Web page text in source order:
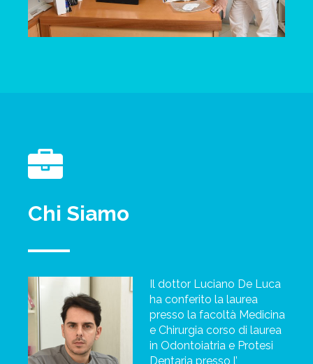
Chi Siamo
Il dottor Luciano De Luca
ha conferito la laurea
presso la facoltà Medicina
e Chirurgia corso di laurea
in Odontoiatria e Protesi
Dentaria presso l’